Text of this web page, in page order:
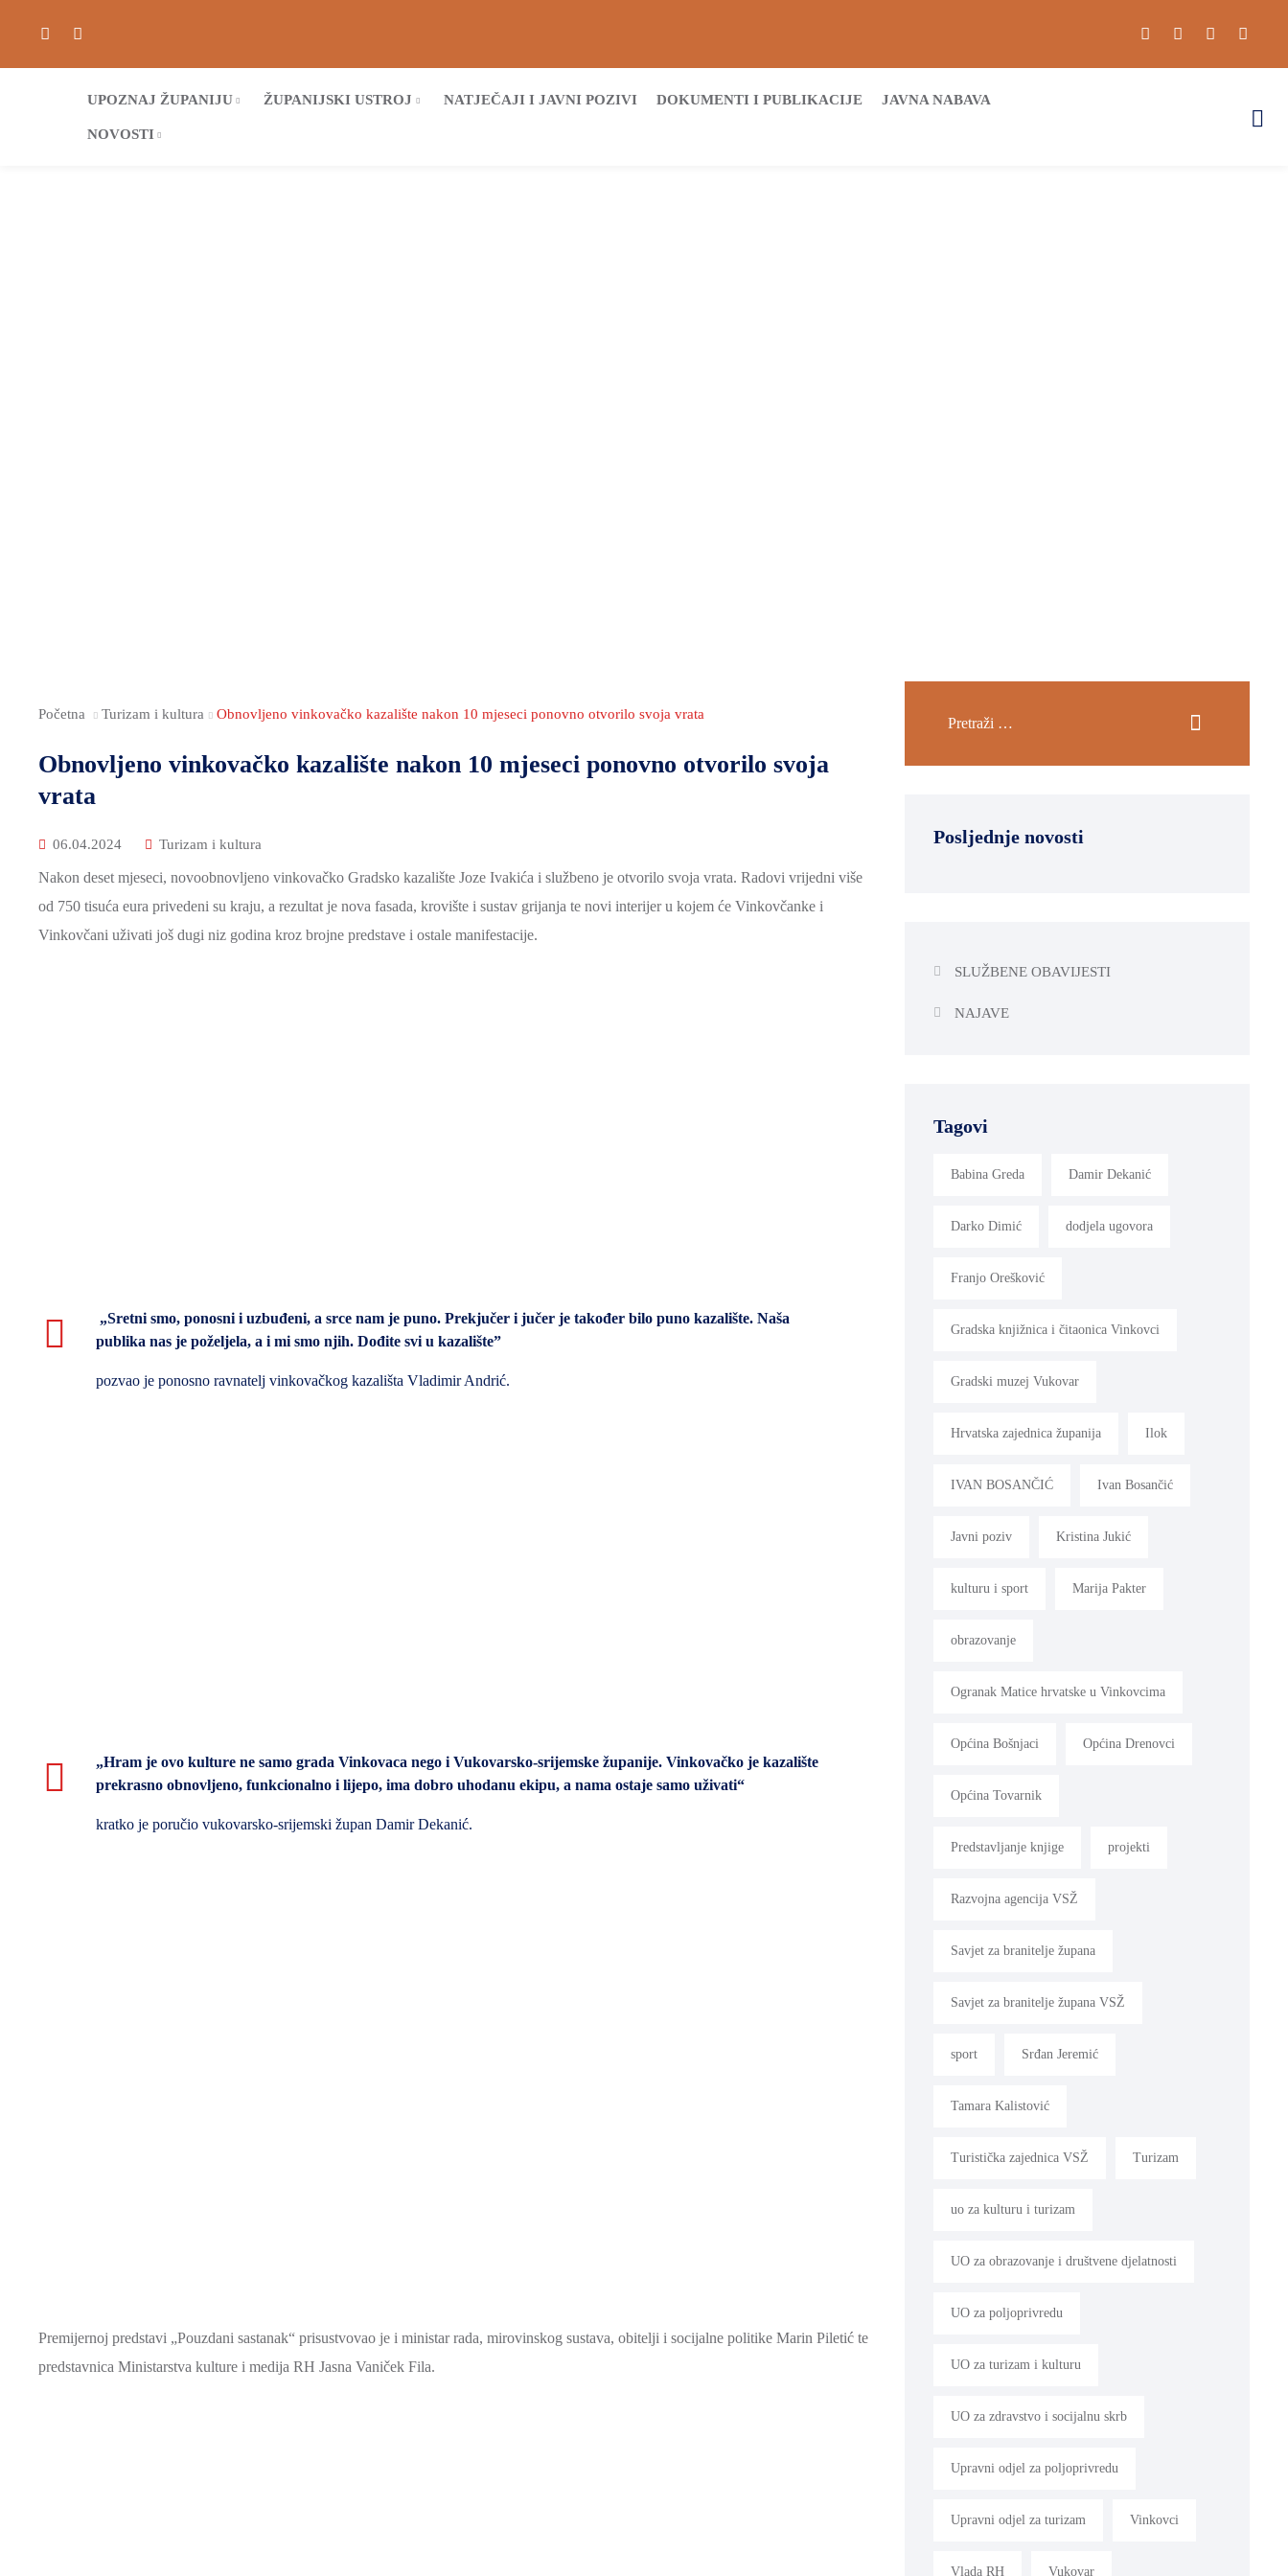
UPOZNAJ ŽUPANIJU ŽUPANIJSKI USTROJ NATJEČAJI I JAVNI POZIVI DOKUMENTI I PUBLIKACIJE JAVNA NABAVA
NOVOSTI
Početna Turizam i kultura Obnovljeno vinkovačko kazalište nakon 10 mjeseci ponovno otvorilo svoja vrata
Obnovljeno vinkovačko kazalište nakon 10 mjeseci ponovno otvorilo svoja
vrata
06.04.2024 Turizam i kultura
Nakon deset mjeseci, novoobnovljeno vinkovačko Gradsko kazalište Joze Ivakića i službeno je otvorilo svoja vrata. Radovi vrijedni više
od 750 tisuća eura privedeni su kraju, a rezultat je nova fasada, krovište i sustav grijanja te novi interijer u kojem će Vinkovčanke i
Vinkovčani uživati još dugi niz godina kroz brojne predstave i ostale manifestacije.
„Sretni smo, ponosni i uzbuđeni, a srce nam je puno. Prekjučer i jučer je također bilo puno kazalište. Naša
publika nas je poželjela, a i mi smo njih. Dođite svi u kazalište”
pozvao je ponosno ravnatelj vinkovačkog kazališta Vladimir Andrić.
„Hram je ovo kulture ne samo grada Vinkovaca nego i Vukovarsko-srijemske županije. Vinkovačko je kazalište
prekrasno obnovljeno, funkcionalno i lijepo, ima dobro uhodanu ekipu, a nama ostaje samo uživati“
kratko je poručio vukovarsko-srijemski župan Damir Dekanić.
Premijernoj predstavi „Pouzdani sastanak“ prisustvovao je i ministar rada, mirovinskog sustava, obitelji i socijalne politike Marin Piletić te
predstavnica Ministarstva kulture i medija RH Jasna Vaniček Fila.
Posljednje novosti
SLUŽBENE OBAVIJESTI
NAJAVE
Tagovi
Babina Greda Damir Dekanić
Darko Dimić dodjela ugovora
Franjo Orešković
Gradska knjižnica i čitaonica Vinkovci
Gradski muzej Vukovar
Hrvatska zajednica županija Ilok
IVAN BOSANČIĆ Ivan Bosančić
Javni poziv Kristina Jukić
kulturu i sport Marija Pakter
obrazovanje
Ogranak Matice hrvatske u Vinkovcima
Općina Bošnjaci Općina Drenovci
Općina Tovarnik
Predstavljanje knjige projekti
Razvojna agencija VSŽ
Savjet za branitelje župana
Savjet za branitelje župana VSŽ
sport Srđan Jeremić
Tamara Kalistović
Turistička zajednica VSŽ Turizam
uo za kulturu i turizam
UO za obrazovanje i društvene djelatnosti
UO za poljoprivredu
UO za turizam i kulturu
UO za zdravstvo i socijalnu skrb
Upravni odjel za poljoprivredu
Upravni odjel za turizam Vinkovci
Vlada RH Vukovar